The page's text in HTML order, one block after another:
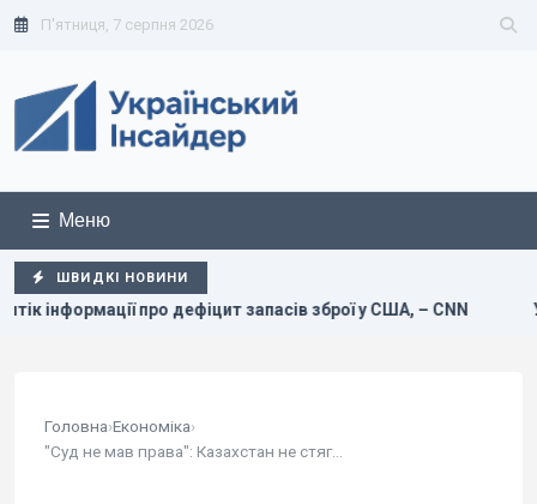
П'ятниця, 7 серпня 2026
Меню
ШВИДКІ НОВИНИ
запасів зброї у США, – CNN Українців
Головна›Економіка›
"Суд не мав права": Казахстан не стягуватиме з...